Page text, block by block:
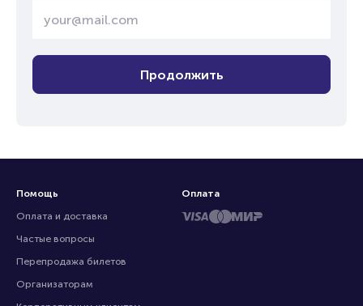
Продолжить
Помощь
Оплата и доставка
Частые вопросы
Перепродажа билетов
Организаторам
Оплата